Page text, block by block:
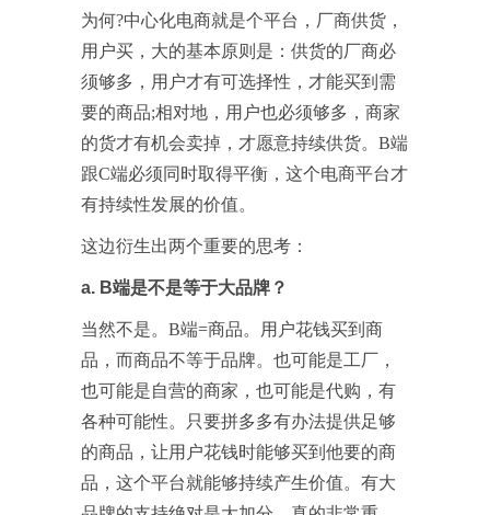
为何?中心化电商就是个平台，厂商供货，
用户买，大的基本原则是：供货的厂商必
须够多，用户才有可选择性，才能买到需
要的商品;相对地，用户也必须够多，商家
的货才有机会卖掉，才愿意持续供货。B端
跟C端必须同时取得平衡，这个电商平台才
有持续性发展的价值。
这边衍生出两个重要的思考：
a. B端是不是等于大品牌？
当然不是。B端=商品。用户花钱买到商
品，而商品不等于品牌。也可能是工厂，
也可能是自营的商家，也可能是代购，有
各种可能性。只要拼多多有办法提供足够
的商品，让用户花钱时能够买到他要的商
品，这个平台就能够持续产生价值。有大